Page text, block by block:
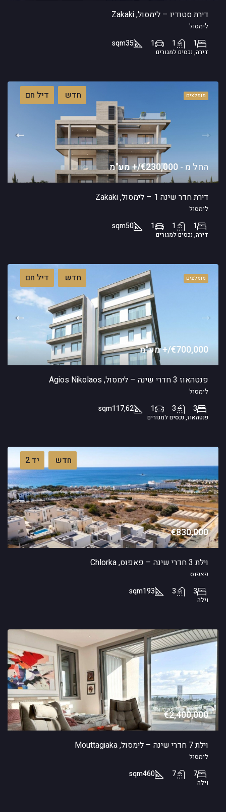
דירת סטודיו – לימסול, Zakaki
לימסול
1
1
1
35
sqm
דירה, נכסים למגורים
מומלצים חדש דיל חם
החל מ -€230,000/+ מע"מ
דירת חדר שינה 1 – לימסול, Zakaki
לימסול
1
1
1
50
sqm
דירה, נכסים למגורים
מומלצים חדש דיל חם
€700,000/+ מע"מ
פנטהאוז 3 חדרי שינה – לימסול, Agios Nikolaos
לימסול
3
3
1
117,62
sqm
פנטהאוז, נכסים למגורים
חדש יד 2
€830,000
וילת 3 חדרי שינה – פאפוס, Chlorka
פאפוס
3
3
193
sqm
וילה
€2,400,000
וילת 7 חדרי שינה – לימסול, Mouttagiaka
לימסול
7
7
460
sqm
וילה